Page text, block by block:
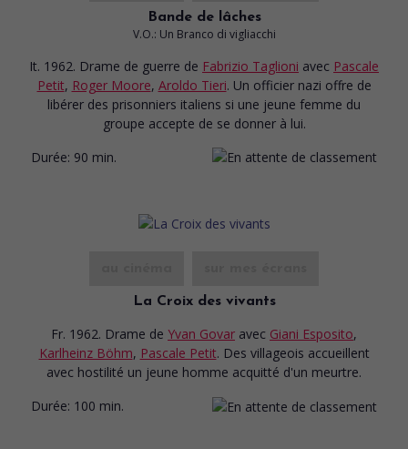
Bande de lâches
V.O.: Un Branco di vigliacchi
It. 1962. Drame de guerre de Fabrizio Taglioni avec Pascale
Petit, Roger Moore, Aroldo Tieri. Un officier nazi offre de
libérer des prisonniers italiens si une jeune femme du
groupe accepte de se donner à lui.
Durée: 90 min.
La Croix des vivants
Fr. 1962. Drame de Yvan Govar avec Giani Esposito,
Karlheinz Böhm, Pascale Petit. Des villageois accueillent
avec hostilité un jeune homme acquitté d'un meurtre.
Durée: 100 min.